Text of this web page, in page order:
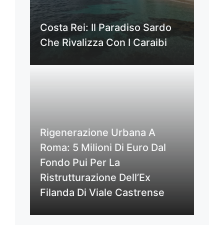
Costa Rei: Il Paradiso Sardo
Che Rivalizza Con I Caraibi
Rigenerazione Urbana A
Roma: 5 Milioni Di Euro Dal
Fondo Pui Per La
Ristrutturazione Dell’Ex
Filanda Di Viale Castrense